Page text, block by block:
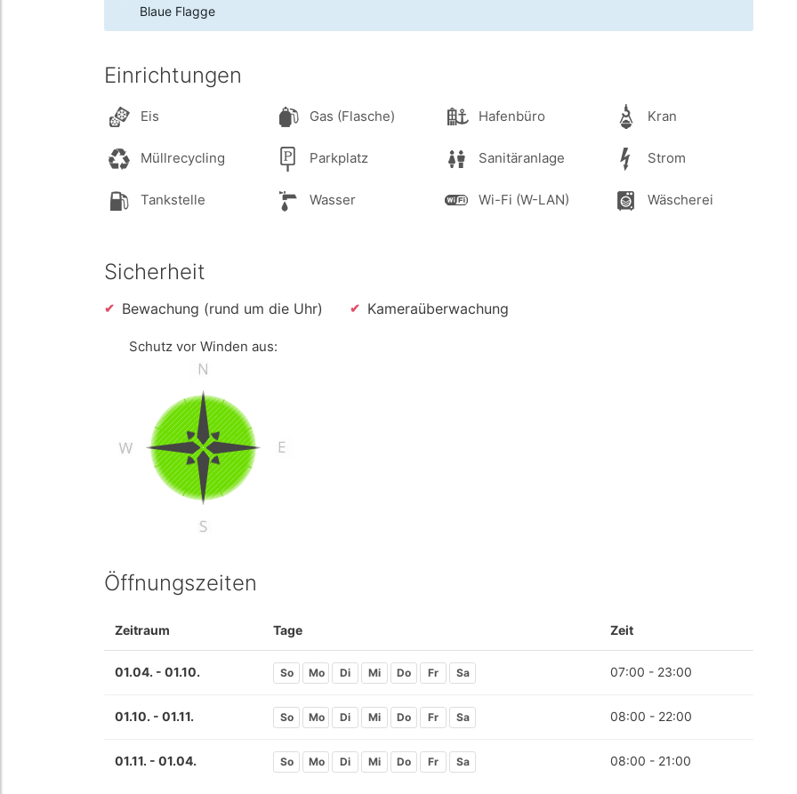
Blaue Flagge
Einrichtungen
Eis Gas (Flasche) Hafenbüro Kran
Müllrecycling Parkplatz Sanitäranlage Strom
Tankstelle Wasser Wi-Fi (W-LAN) Wäscherei
Sicherheit
Bewachung (rund um die Uhr) Kameraüberwachung
Schutz vor Winden aus:
Öffnungszeiten
Zeitraum Tage Zeit
01.04. - 01.10. So Mo Di Mi Do Fr Sa 07:00 - 23:00
01.10. - 01.11. So Mo Di Mi Do Fr Sa 08:00 - 22:00
01.11. - 01.04. So Mo Di Mi Do Fr Sa 08:00 - 21:00